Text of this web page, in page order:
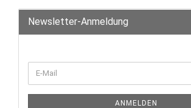
Newsletter-Anmeldung
ANMELDEN